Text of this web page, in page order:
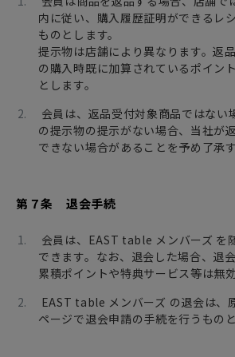
内に従い、購入履歴証明ができるレ
ものとします。
提示物は店舗により異なります。返
の購入時既に加算されているポイン
とします。
会員は、返品受付対象商品ではない
の提示物の提示がない場合、当社が
できない場合があることを予め了承
第７条 退会手続
会員は、EAST table メンバーズ を
できます。なお、退会した場合、退
累積ポイントや特典サービス等は無
EAST table メンバーズ の退会は、
ページで退会申請の手続を行うものと